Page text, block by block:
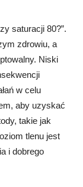
saturacji 80?”.
zdrowiu, a
Niski
w celu
aby uzyskać
takie jak
tlenu jest
i dobrego